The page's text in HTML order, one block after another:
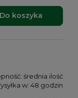
Do koszyka
średnia ilość
w: 48 godzin